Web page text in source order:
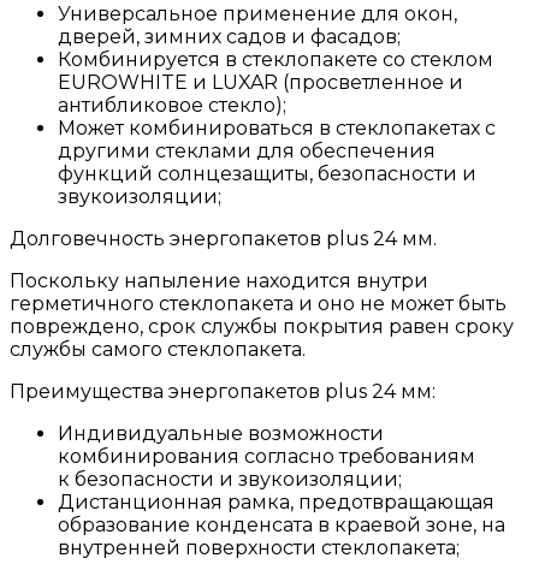
Универсальное применение для окон,
дверей, зимних садов и фасадов;
Комбинируется в стеклопакете со стеклом
EUROWHITE и LUXAR (просветленное и
антибликовое стекло);
Может комбинироваться в стеклопакетах с
другими стеклами для обеспечения
функций солнцезащиты, безопасности и
звукоизоляции;
Долговечность энергопакетов plus 24 мм.
Поскольку напыление находится внутри
герметичного стеклопакета и оно не может быть
повреждено, срок службы покрытия равен сроку
службы самого стеклопакета.
Преимущества энергопакетов plus 24 мм:
Индивидуальные возможности
комбинирования согласно требованиям
к безопасности и звукоизоляции;
Дистанционная рамка, предотвращающая
образование конденсата в краевой зоне, на
внутренней поверхности стеклопакета;